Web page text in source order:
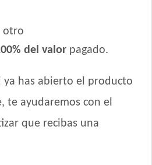
otro
del valor pagado.
ya has abierto el producto
te ayudaremos con el
que recibas una